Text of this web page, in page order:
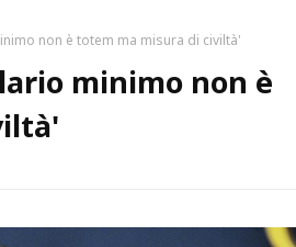
non è totem ma misura di civiltà'
minimo non è